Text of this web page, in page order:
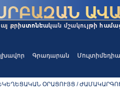
Գրադարան Մուլտիմեդիա
ՕՐԱՑՈՒՅՑ /